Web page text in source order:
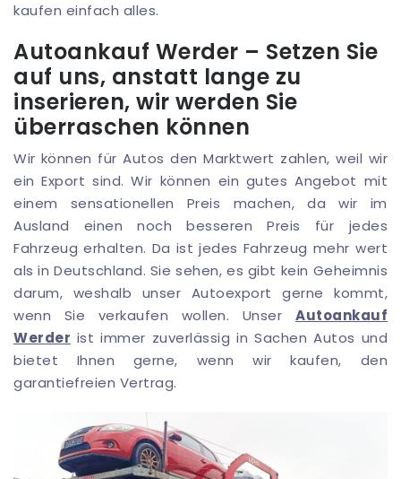
kaufen einfach alles.
Autoankauf Werder – Setzen Sie
auf uns, anstatt lange zu
inserieren, wir werden Sie
überraschen können
Wir können für Autos den Marktwert zahlen, weil wir
ein Export sind. Wir können ein gutes Angebot mit
einem sensationellen Preis machen, da wir im
Ausland einen noch besseren Preis für jedes
Fahrzeug erhalten. Da ist jedes Fahrzeug mehr wert
als in Deutschland. Sie sehen, es gibt kein Geheimnis
darum, weshalb unser Autoexport gerne kommt,
wenn Sie verkaufen wollen. Unser Autoankauf
Werder ist immer zuverlässig in Sachen Autos und
bietet Ihnen gerne, wenn wir kaufen, den
garantiefreien Vertrag.